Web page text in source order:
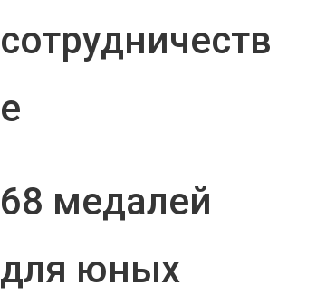
сотрудничеств
е
68 медалей
для юных